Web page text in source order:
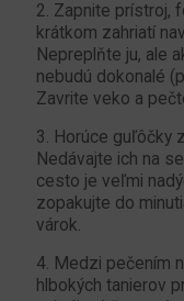
2. Zapnite prístroj,
krátkom zahriatí
Nepreplňte ju, ale
nebudú dokonalé
Zavrite veko a
3. Horúce guľôčky
Nedávajte ich na
cesto je veľmi
zopakujte do
várok.
4. Medzi pečením
hlbokých tanierov